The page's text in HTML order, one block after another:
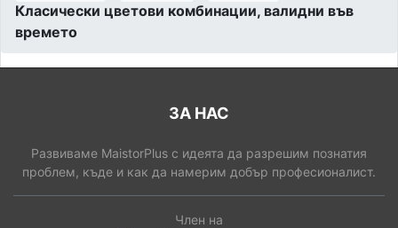
Класически цветови комбинации, валидни във
времето
ЗА НАС
Развиваме MaistorPlus с идеята да разрешим познатия
проблем, къде и как да намерим добър професионалист.
Член на